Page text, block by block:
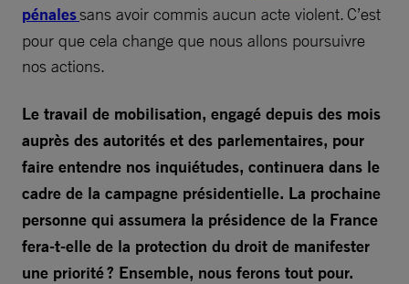
pénalessans avoir commis aucun acte violent. C’est
pour que cela change que nous allons poursuivre
nos actions.
Le travail de mobilisation, engagé depuis des mois
auprès des autorités et des parlementaires, pour
faire entendre nos inquiétudes, continuera dans le
cadre de la campagne présidentielle. La prochaine
personne qui assumera la présidence de la France
fera-t-elle de la protection du droit de manifester
une priorité ? Ensemble, nous ferons tout pour.